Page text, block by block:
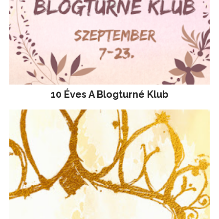
10 Éves A Blogturné Klub